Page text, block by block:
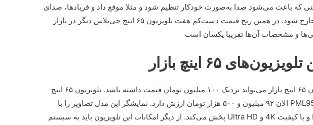
که باعث می‌شود صدا به‌صورت خودکار تنظیم شود و مثلا موقع داد و فریاد‌ها، صدای
بم‌تری از بلندگو خارج شود. در همین رنج قیمت دست‌کم هفت تلویزیون ۶۵ اینچ جی‌پلاس دیگر در بازار
و مشخصات آن‌ها تقریبا یکسان است
۶۵ اینچ بازار
گران‌ترین تلویزیون ۶۵ اینچ بازار می‌تواند نزدیک ۱۰۰ میلیون تومان قیمت داشته باشد. تلویزیون ۶۵ اینچ
فیلیپس مدل PML9506 الان ۹۲ میلیون و ۵۰۰ هزار تومان ارزش دارد. نمایشگر این مدل تصاویر را با
فناوری MiniLED و با کیفیت 4K و Ultra HD پخش می‌کند. از دیگر امکانات این تلویزیون باید به سیستم